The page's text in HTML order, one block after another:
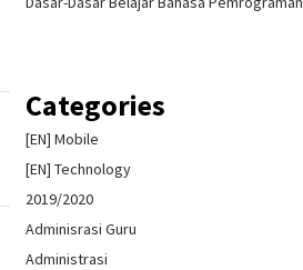
Categories
[EN] Mobile
[EN] Technology
2019/2020
Adminisrasi Guru
Administrasi